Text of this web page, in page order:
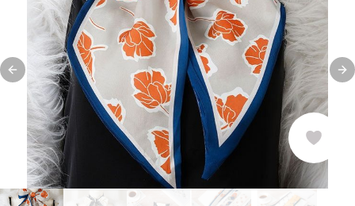
Previous slide